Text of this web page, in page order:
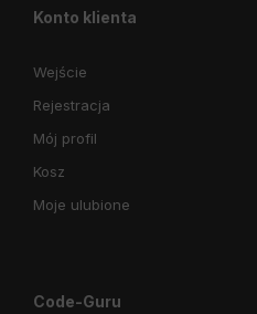
Konto klienta
Wejście
Rejestracja
Mój profil
Kosz
Moje ulubione
Code-Guru